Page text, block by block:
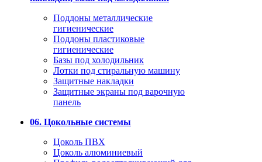
Поддоны металлические
гигиенические
Поддоны пластиковые
гигиенические
Базы под холодильник
Лотки под стиральную машину
Защитные накладки
Защитные экраны под варочную
панель
06. Цокольные системы
Цоколь ПВХ
Цоколь алюминиевый